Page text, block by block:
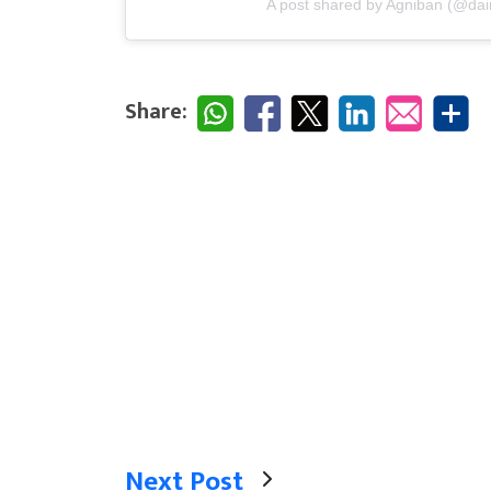
A post shared by Agniban
Share:
Next Post